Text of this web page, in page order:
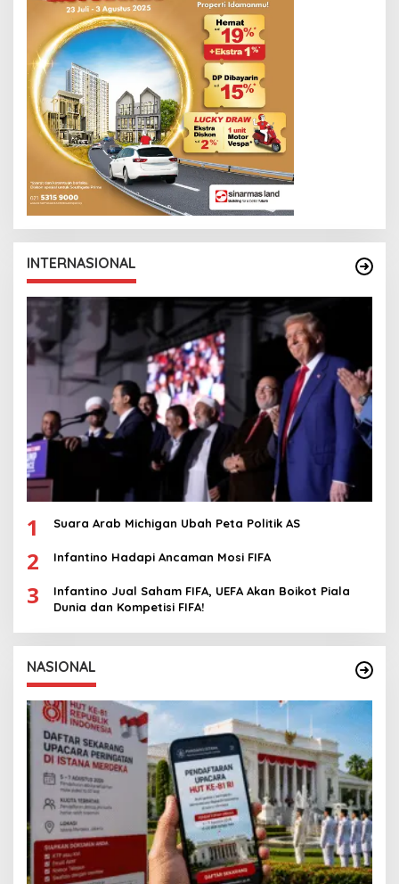
INTERNASIONAL
1 Suara Arab Michigan Ubah Peta Politik AS
2 Infantino Hadapi Ancaman Mosi FIFA
3
Infantino Jual Saham FIFA, UEFA Akan Boikot Piala
Dunia dan Kompetisi FIFA!
NASIONAL